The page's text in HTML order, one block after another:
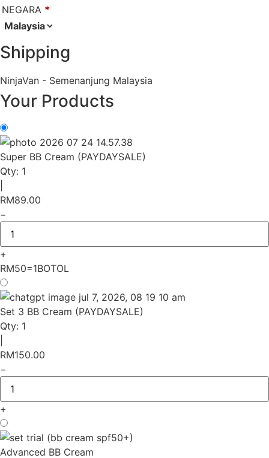
NEGARA *
Shipping
NinjaVan - Semenanjung Malaysia
Your Products
Super BB Cream (PAYDAYSALE)
Qty: 1
RM89.00
−
+
RM50=1BOTOL
Set 3 BB Cream (PAYDAYSALE)
Qty: 1
RM150.00
−
+
Advanced BB Cream